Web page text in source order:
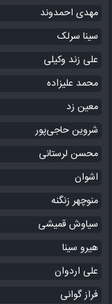
مهدی احمدوند
سینا سرلک
علی زند وکیلی
محمد علیزاده
معین زد
شروین حاجی‌پور
محسن لرستانی
اشوان
منوچهر زنگنه
سیاوش قمیشی
هیرو سینا
علی اردوان
فراز گوانی